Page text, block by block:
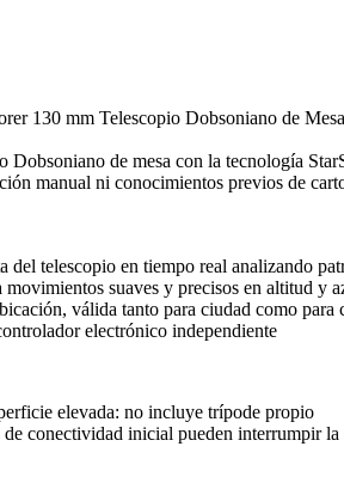
130 mm Telescopio Dobsoniano de
de mesa con la tecnología
manual ni conocimientos previos de
telescopio en tiempo real analizando
suaves y precisos en altitud y
válida tanto para ciudad como para
electrónico independiente
elevada: no incluye trípode propio
conectividad inicial pueden interrumpir la